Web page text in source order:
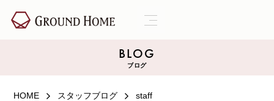
BLOG
ブログ
HOME スタッフブログ staff